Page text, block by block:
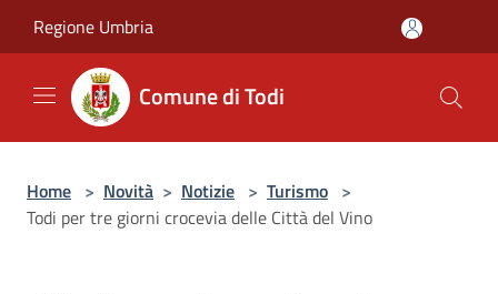
Regione Umbria
Comune di Todi
Home > Novità > Notizie > Turismo >
Todi per tre giorni crocevia delle Città del Vino